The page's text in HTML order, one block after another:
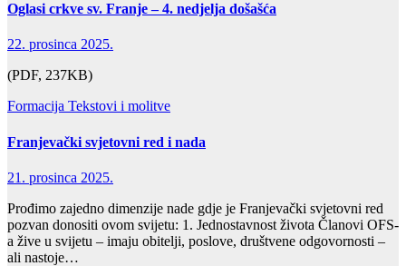
Oglasi crkve sv. Franje – 4. nedjelja došašća
22. prosinca 2025.
(PDF, 237KB)
Formacija Tekstovi i molitve
Franjevački svjetovni red i nada
21. prosinca 2025.
Prođimo zajedno dimenzije nade gdje je Franjevački svjetovni red
pozvan donositi ovom svijetu: 1. Jednostavnost života Članovi OFS-
a žive u svijetu – imaju obitelji, poslove, društvene odgovornosti –
ali nastoje…